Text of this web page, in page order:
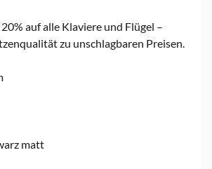
20% auf alle Klaviere und Flügel –
zu unschlagbaren Preisen.
matt